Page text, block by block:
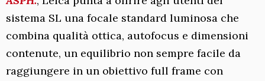
sistema SL una focale standard luminosa che
combina qualità ottica, autofocus e dimensioni
contenute, un equilibrio non sempre facile da
raggiungere in un obiettivo full frame con